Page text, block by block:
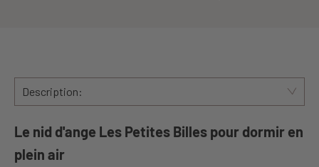
Description:
Le nid d'ange Les Petites Billes pour dormir en
plein air